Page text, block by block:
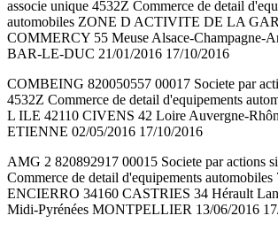
associe unique 4532Z Commerce de detail
automobiles ZONE D ACTIVITE DE LA
COMMERCY 55 Meuse Alsace-Champagne-
BAR-LE-DUC 21/01/2016 17/10/2016
COMBEING 820050557 00017 Societe par
4532Z Commerce de detail d'equipements
L ILE 42110 CIVENS 42 Loire Auvergne-
ETIENNE 02/05/2016 17/10/2016
AMG 2 820892917 00015 Societe par actions
Commerce de detail d'equipements
ENCIERRO 34160 CASTRIES 34 Hérault
Midi-Pyrénées MONTPELLIER 13/06/2016